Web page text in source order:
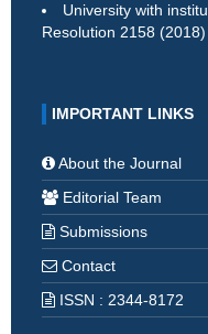
University with
Resolution 2158 (2018)
IMPORTANT LINKS
About the Journal
Editorial Team
Submissions
Contact
ISSN : 2344-8172